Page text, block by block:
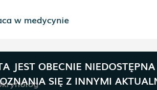
w medycynie
JEST OBECNIE NIEDOSTĘPNA
SIĘ Z INNYMI